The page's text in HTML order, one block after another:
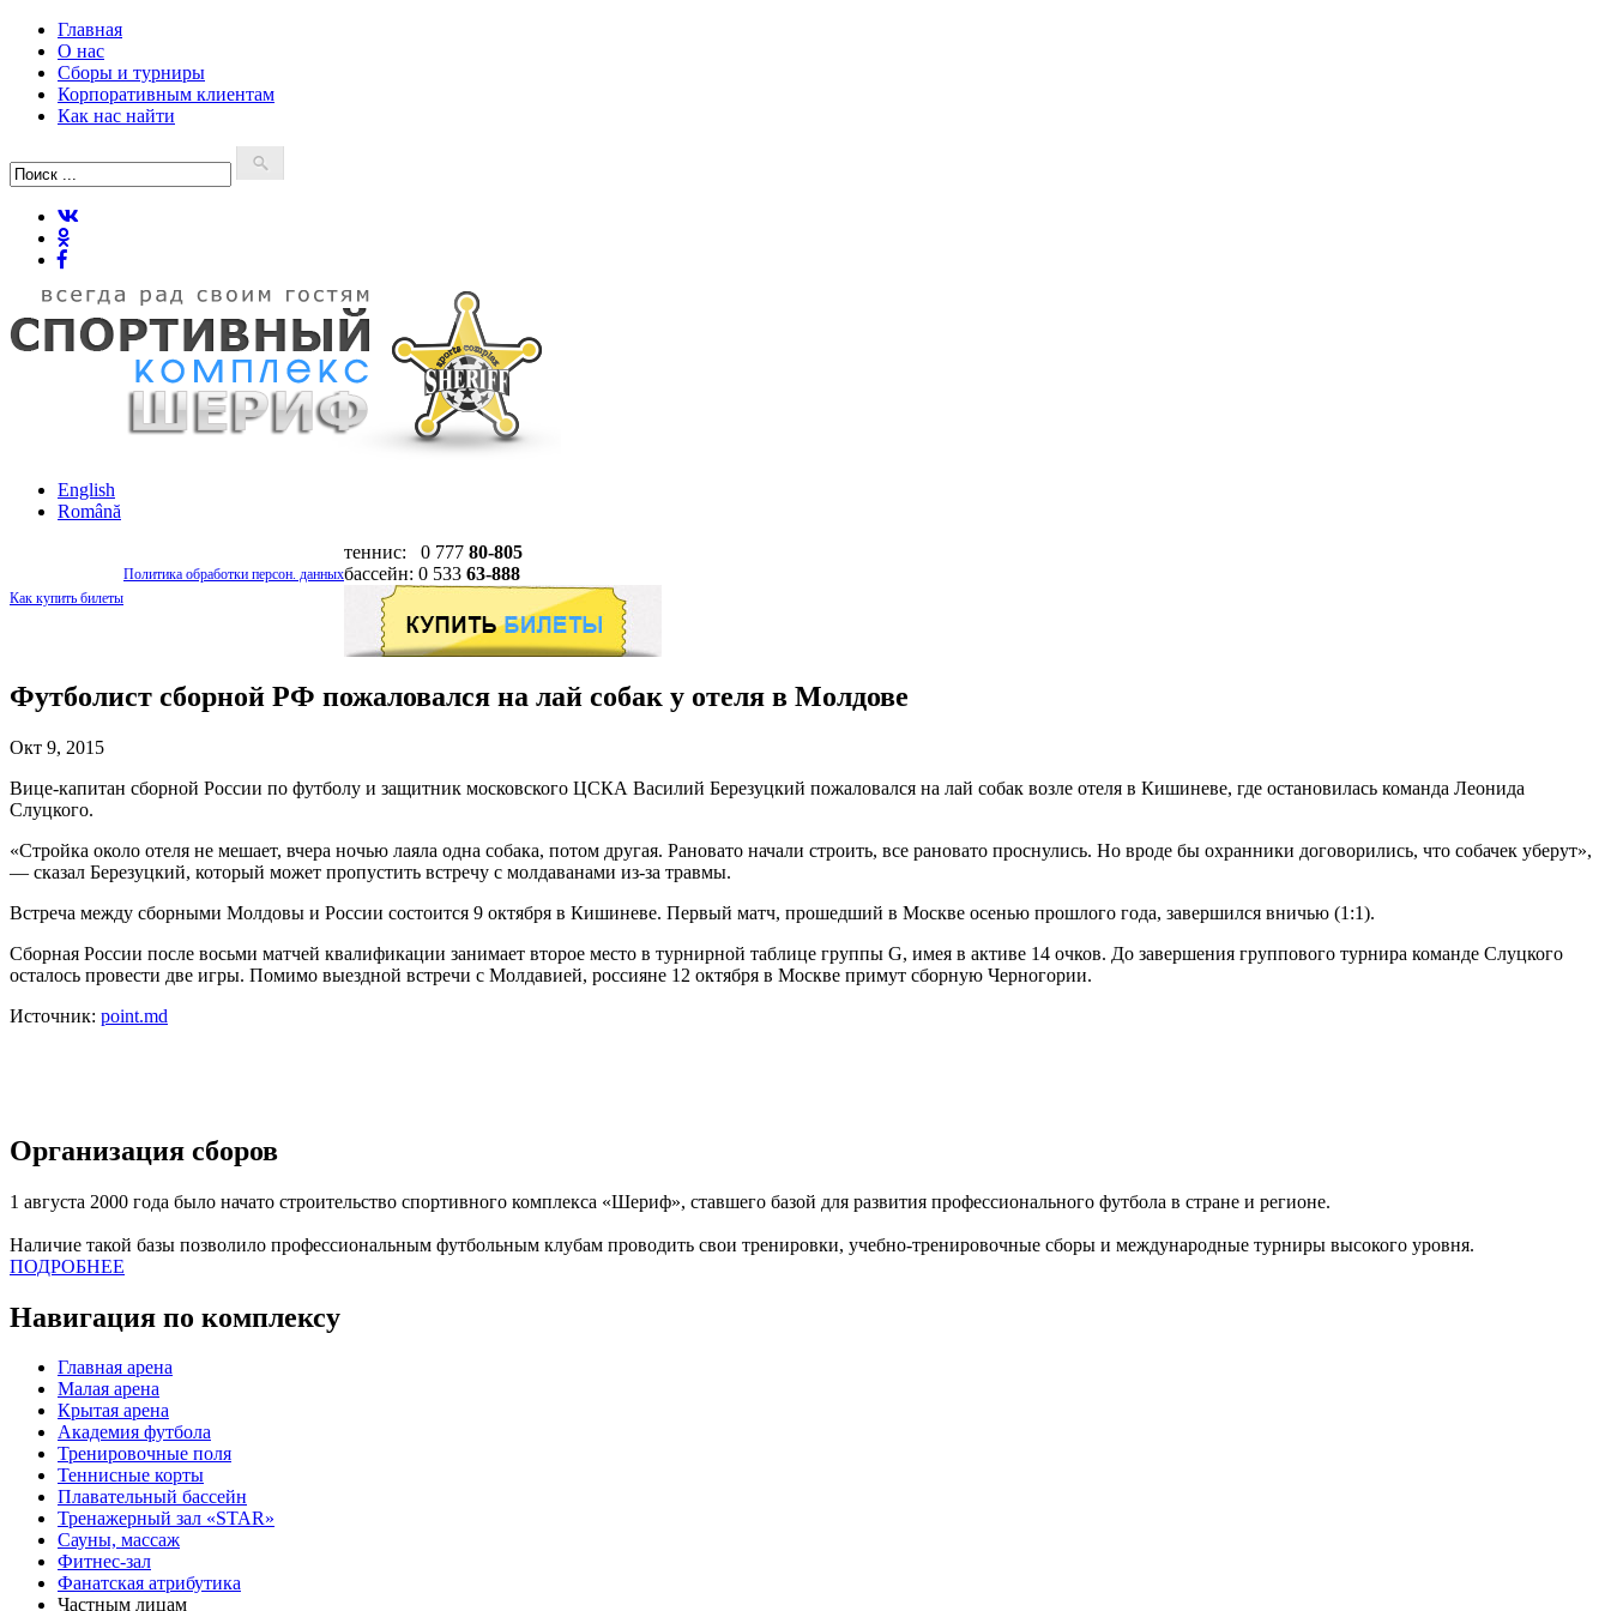
Главная
О нас
Сборы и турниры
Корпоративным клиентам
Как нас найти
English
Română
Политика обработки персон. данных
Как купить билеты
теннис: 0 777 80-805
бассейн: 0 533 63-888
Футболист сборной РФ пожаловался на лай собак у отеля в Молдове
Окт 9, 2015
Вице-капитан сборной России по футболу и защитник московского ЦСКА Василий Березуцкий пожаловался на лай собак возле отеля в Кишиневе, где остановилась команда Леонида
Слуцкого.
«Стройка около отеля не мешает, вчера ночью лаяла одна собака, потом другая. Рановато начали строить, все рановато проснулись. Но вроде бы охранники договорились, что собачек уберут»,
— сказал Березуцкий, который может пропустить встречу с молдаванами из-за травмы.
Встреча между сборными Молдовы и России состоится 9 октября в Кишиневе. Первый матч, прошедший в Москве осенью прошлого года, завершился вничью (1:1).
Сборная России после восьми матчей квалификации занимает второе место в турнирной таблице группы G, имея в активе 14 очков. До завершения группового турнира команде Слуцкого
осталось провести две игры. Помимо выездной встречи с Молдавией, россияне 12 октября в Москве примут сборную Черногории.
Источник: point.md
Организация сборов
1 августа 2000 года было начато строительство спортивного комплекса «Шериф», ставшего базой для развития профессионального футбола в стране и регионе.
Наличие такой базы позволило профессиональным футбольным клубам проводить свои тренировки, учебно-тренировочные сборы и международные турниры высокого уровня.
ПОДРОБНЕЕ
Навигация по комплексу
Главная арена
Малая арена
Крытая арена
Академия футбола
Тренировочные поля
Теннисные корты
Плавательный бассейн
Тренажерный зал «STAR»
Сауны, массаж
Фитнес-зал
Фанатская атрибутика
Частным лицам